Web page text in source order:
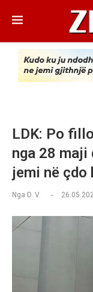
LDK: Po
nga 28 maji
jemi në çdo
Nga D. V.